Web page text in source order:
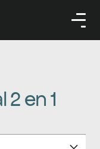
en 1